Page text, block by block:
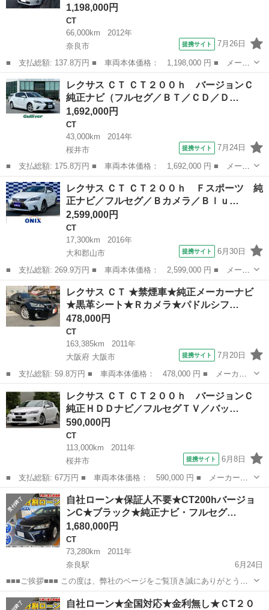
1,198,000円
CT
66,000km
2012年
奈良市
提携サイト 7月26日
■ 支払総額: 137.8万円 ■ 車両本体価格： 1,198,000 円 ■ メーカ
ー名： レクサス ■ 車種名： ＣＴ ■ グレード名： ＣＴ２００
ｈ ワンオーナー ＬＥＤヘッドライト エコ＆スポーツモード シ
ートヒー...
奈良 奈良市 CT
レクサス ＣＴ ＣＴ２００ｈ バージョンＣ
純正ナビ（フルセグ／ＢＴ／ＣＤ／Ｄ…
1,692,000円
CT
43,000km
2014年
桜井市
提携サイト 7月24日
■ 支払総額: 175.8万円 ■ 車両本体価格： 1,692,000 円 ■ メーカ
ー名： レクサス ■ 車種名： ＣＴ ■ グレード名： ＣＴ２００
ｈ バージョンＣ 純正ナビ（フルセグ／ＢＴ／ＣＤ／ＤＶＤ）／ク
ルーズコ...
奈良 桜井市 CT
レクサス ＣＴ ＣＴ２００ｈ Ｆスポーツ 純
正ナビ／フルセグ／Ｂカメラ／Ｂｌｕ…
2,599,000円
CT
17,300km
2016年
大和郡山市
提携サイト 6月30日
■ 支払総額: 269.9万円 ■ 車両本体価格： 2,599,000 円 ■ メーカ
ー名： レクサス ■ 車種名： ＣＴ ■ グレード名： ＣＴ２００
ｈ Ｆスポーツ 純正ナビ／フルセグ／Ｂカメラ／Ｂｌｕｅｔｏｏｔ
ｈ／シー...
奈良 大和郡山市
レクサス ＣＴ ★禁煙車★純正メーカーナビ
★黒革シート★Ｒカメラ★パドルシフ…
478,000円
CT
163,385km
2011年
大阪府 大阪市
提携サイト 7月20日
■ 支払総額: 59.8万円 ■ 車両本体価格： 478,000 円 ■ メーカー
名： レクサス ■ 車種名： ＣＴ ■ グレード名： ★禁煙車★純
正メーカーナビ ★黒革シート★Ｒカメラ★パドルシフト★クルコン
★フォグ★Ｍ...
大阪 大阪市 CT
レクサス ＣＴ ＣＴ２００ｈ バージョンＣ
純正ＨＤＤナビ／フルセグＴＶ／バッ…
590,000円
CT
113,000km
2011年
桜井市
提携サイト 6月8日
■ 支払総額: 67万円 ■ 車両本体価格： 590,000 円 ■ メーカー
名： レクサス ■ 車種名： ＣＴ ■ グレード名： ＣＴ２００
ｈ バージョンＣ 純正ＨＤＤナビ／フルセグＴＶ／バックカメラ／
パドルシフト／クル...
奈良 桜井市
自社ローン★保証人不要★CT200hバージョ
ンC★ブラック★純正ナビ・フルセグ…
1,680,000円
CT
73,280km
2011年
奈良駅
6月24日
■■■ご挨拶■■■ この度は、弊社のページをご覧頂き誠にありがとうご
ざいます. 弊社、カーマッチ京都店は、軽自動車、国産車、輸入車、
など幅広く扱っております、京都市東山区の中古車店で ございます。
奈良 奈良市 奈良駅 CT スピンドル
自社ローン★全国対応★金利無し★ＣT２０